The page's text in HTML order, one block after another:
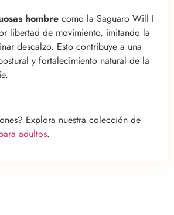
hombre como la Saguaro Will I
libertad de movimiento, imitando la
descalzo. Esto contribuye a una
y fortalecimiento natural de la
Explora nuestra colección de
adultos.